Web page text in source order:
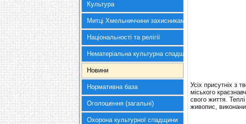
Культура
Митці Хмельниччини захисникам України
Національності та релігії
Нематеріальна культурна спадщина
Новини
Нормативна база
Оголошення (загальні)
Охорона культурної спадщини
Усіх присутніх з
міського
свого життя.
живопис,